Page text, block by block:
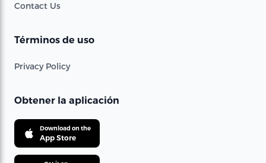
Contact Us
Términos de uso
Privacy Policy
Obtener la aplicación
Download on the
App Store